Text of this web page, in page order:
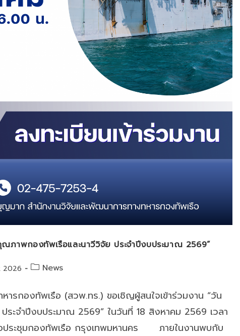
ภาพกองทัพเรือและนาวีวิจัย ประจำปีงบประมาณ 2569”
2026
PostNews
กองทัพเรือ (สวพ.ทร.) ขอเชิญผู้สนใจเข้าร่วมงาน “วัน
ะจำปีงบประมาณ 2569” ในวันที่ 18 สิงหาคม 2569 เวลา
ประชุมกองทัพเรือ กรุงเทพมหานคร ภายในงานพบกับ